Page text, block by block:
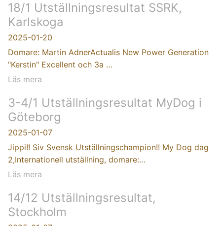
18/1 Utställningsresultat SSRK,
Karlskoga
2025-01-20
Domare: Martin AdnerActualis New Power Generation
"Kerstin" Excellent och 3a …
Läs mera
3-4/1 Utställningsresultat MyDog i
Göteborg
2025-01-07
Jippi!! Siv Svensk Utställningschampion!! My Dog dag
2,Internationell utställning, domare:…
Läs mera
14/12 Utställningsresultat,
Stockholm